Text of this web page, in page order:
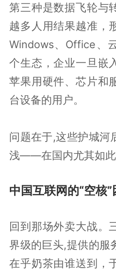
第三种是数据飞轮与
越多人用结果越准，
Windows、Office、
个生态，企业一旦嵌
苹果用硬件、芯片和
台设备的用户。
问题在于,这些护城河
浅——在国内尤其如此
中国互联网的“空核”
回到那场外卖大战。
界级的巨头,提供的服
在乎奶茶由谁送到，